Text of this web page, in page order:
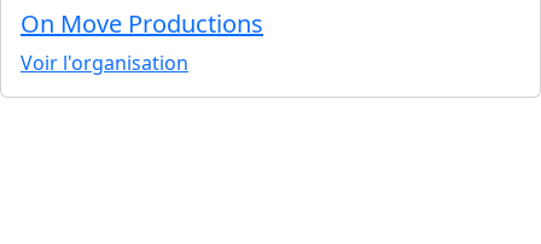
On Move Productions
Voir l'organisation